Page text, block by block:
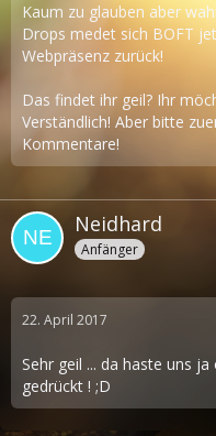
Kaum zu glauben aber
Drops medet sich BOFT
Webpräsenz zurück!
Das findet ihr geil? Ihr
Verständlich! Aber bitte
Kommentare!
Neidhard
Anfänger
22. April 2017
Sehr geil ... da haste uns
gedrückt ! ;D